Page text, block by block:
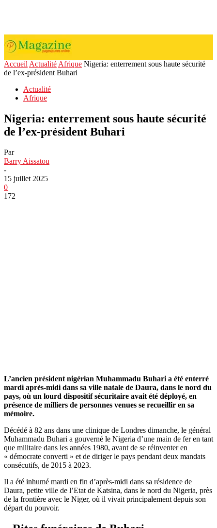
Accueil Actualité Afrique Nigeria: enterrement sous haute sécurité
de l’ex-président Buhari
Actualité
Afrique
Nigeria: enterrement sous haute sécurité
de l’ex-président Buhari
Par
Barry Aissatou
-
15 juillet 2025
0
172
L’ancien président nigérian Muhammadu Buhari a été enterré
mardi après-midi dans sa ville natale de Daura, dans le nord du
pays, où un lourd dispositif sécuritaire avait été déployé, en
présence de milliers de personnes venues se recueillir en sa
mémoire.
Décédé à 82 ans dans une clinique de Londres dimanche, le général
Muhammadu Buhari a gouverné le Nigeria d’une main de fer en tant
que militaire dans les années 1980, avant de se réinventer en
« démocrate converti » et de diriger le pays pendant deux mandats
consécutifs, de 2015 à 2023.
Il a été inhumé mardi en fin d’après-midi dans sa résidence de
Daura, petite ville de l’Etat de Katsina, dans le nord du Nigeria, près
de la frontière avec le Niger, où il vivait principalement depuis son
départ du pouvoir.